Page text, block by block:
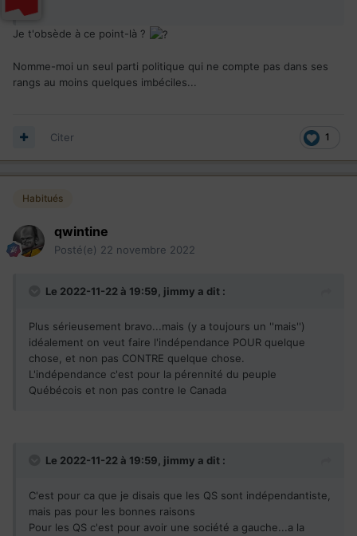
Je t'obsède à ce point-là ?
Nomme-moi un seul parti politique qui ne compte pas dans ses
rangs au moins quelques imbéciles...
1
Citer
Habitués
qwintine
Posté(e) 22 novembre 2022
Le 2022-11-22 à 19:59, jimmy a dit :
Plus sérieusement bravo...mais (y a toujours un ''mais'')
idéalement on veut faire l'indépendance POUR quelque
chose, et non pas CONTRE quelque chose.
L'indépendance c'est pour la pérennité du peuple
Québécois et non pas contre le Canada
Le 2022-11-22 à 19:59, jimmy a dit :
C'est pour ca que je disais que les QS sont indépendantiste,
mais pas pour les bonnes raisons
Pour les QS c'est pour avoir une société a gauche...a la